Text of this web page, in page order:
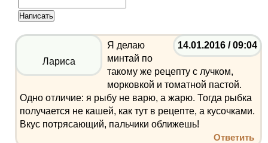
14.01.2016 / 09:04
Лариса
Я делаю
минтай по
такому же рецепту с лучком,
морковкой и томатной пастой.
Одно отличие: я рыбу не варю, а жарю. Тогда рыбка
получается не кашей, как тут в рецепте, а кусочками.
Вкус потрясающий, пальчики оближешь!
Ответить